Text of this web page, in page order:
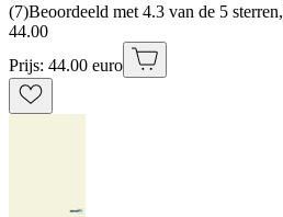
(7)Beoordeeld met 4.3 van de 5
44.00
Prijs: 44.00 euro